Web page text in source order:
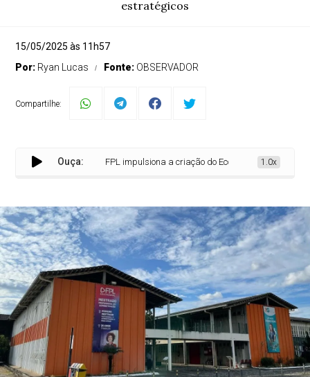
estratégicos
15/05/2025 às 11h57
Por: Ryan Lucas Fonte: OBSERVADOR
Compartilhe:
Ouça: FPL impulsiona a criação do Ecossistema de1.0x